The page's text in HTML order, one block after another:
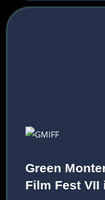
Green
Film Fest VII